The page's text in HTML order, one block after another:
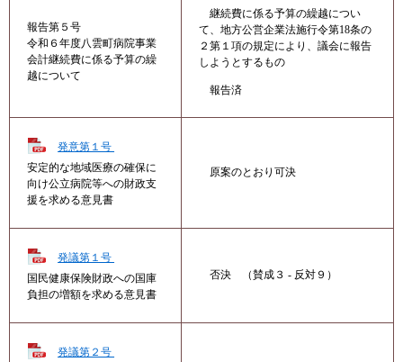
報告第５号
令和６年度八雲町病院事業
会計継続費に係る予算の繰
越について
継続費に係る予算の繰越につい
て、地方公営企業法施行令第18条の
２第１項の規定により、議会に報告
しようとするもの
報告済
発意第１号
安定的な地域医療の確保に
向け公立病院等への財政支
援を求める意見書
原案のとおり可決
発議第１号
国民健康保険財政への国庫
負担の増額を求める意見書
否決 （賛成３ - 反対９）
発議第２号